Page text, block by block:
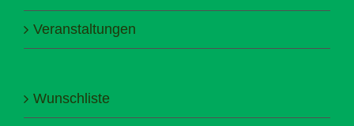
Veranstaltungen
Wunschliste